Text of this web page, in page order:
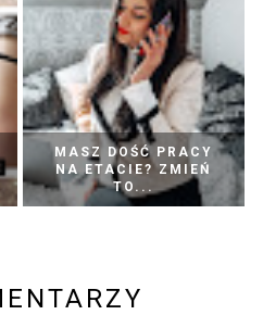
MASZ DOŚĆ PRACY
NA ETACIE? ZMIEŃ
TO...